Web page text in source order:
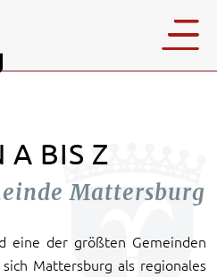
A BIS Z
Mattersburg
eine der größten Gemeinden
Mattersburg als regionales